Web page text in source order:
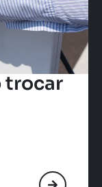
trocar